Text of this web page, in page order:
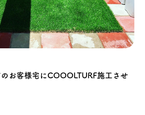
お客様宅にCOOOLTURF施工させ